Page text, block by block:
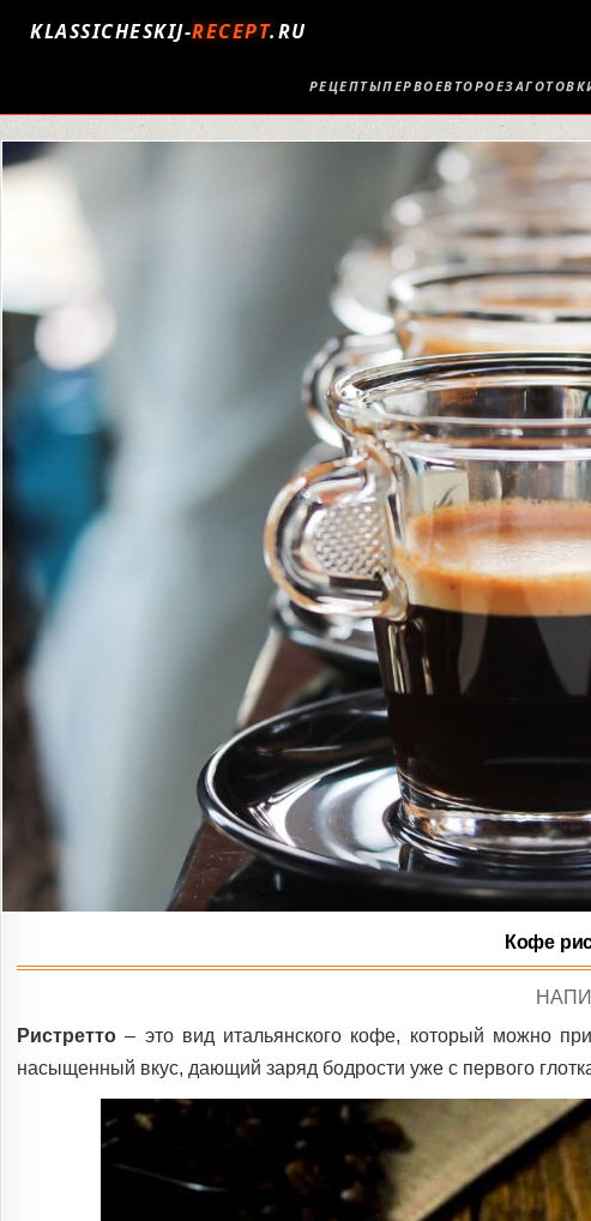
KLASSICHESKIJ-RECEPT.RU
РЕЦЕПТЫПЕРВОЕВТОРОЕ
Кофе
Ристретто – это вид итальянского кофе, который можно
насыщенный вкус, дающий заряд бодрости уже с первого